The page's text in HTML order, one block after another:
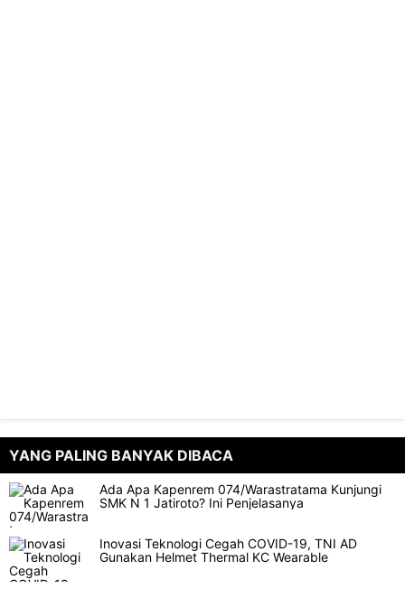
YANG PALING BANYAK DIBACA
Ada Apa Kapenrem 074/Warastratama Kunjungi
SMK N 1 Jatiroto? Ini Penjelasanya
Inovasi Teknologi Cegah COVID-19, TNI AD
Gunakan Helmet Thermal KC Wearable